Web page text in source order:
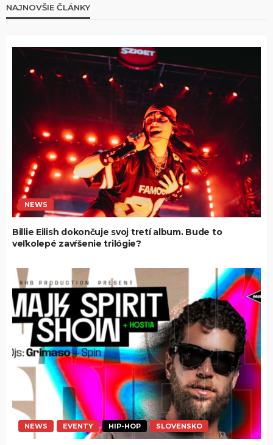
NAJNOVŠIE ČLÁNKY
NEWS
Billie Eilish dokončuje svoj tretí album. Bude to
veľkolepé zavŕšenie trilógie?
NEWS EVENTY HIP-HOP SLOVENSKO